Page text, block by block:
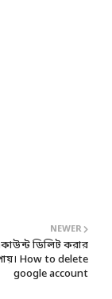
NEWER
ডিলিট করার
How to delete
google account